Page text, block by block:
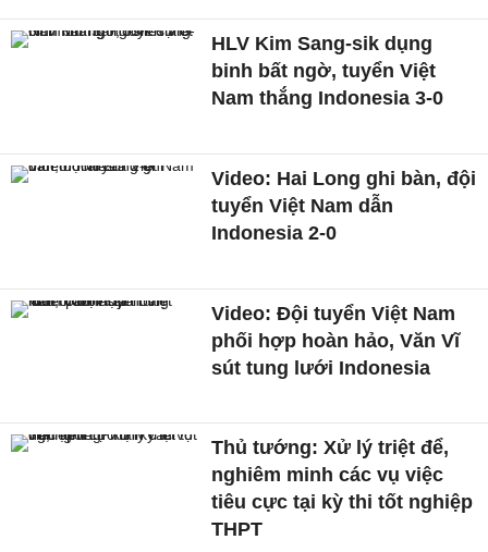
HLV Kim Sang-sik dụng
binh bất ngờ, tuyển Việt
Nam thắng Indonesia 3-0
Video: Hai Long ghi bàn, đội
tuyển Việt Nam dẫn
Indonesia 2-0
Video: Đội tuyển Việt Nam
phối hợp hoàn hảo, Văn Vĩ
sút tung lưới Indonesia
Thủ tướng: Xử lý triệt để,
nghiêm minh các vụ việc
tiêu cực tại kỳ thi tốt nghiệp
THPT